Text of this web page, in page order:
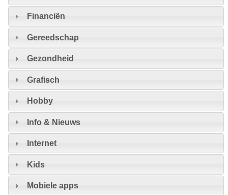
Financiën
Gereedschap
Gezondheid
Grafisch
Hobby
Info & Nieuws
Internet
Kids
Mobiele apps